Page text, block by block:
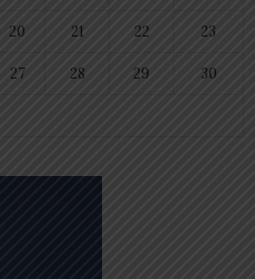
20 21 22 23
27 28 29 30